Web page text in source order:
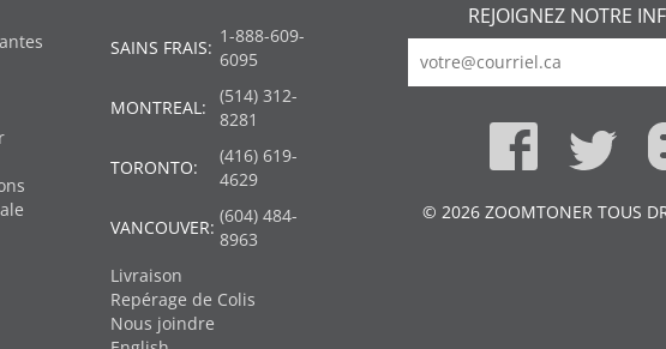
SAINS FRAIS:
1-888-609-
6095
MONTREAL:
(514) 312-
8281
TORONTO:
(416) 619-
4629
VANCOUVER:
(604) 484-
8963
Livraison
Repérage de Colis
Nous joindre
REJOIGNEZ NOTRE
© 2026 ZOOMTONER TOUS